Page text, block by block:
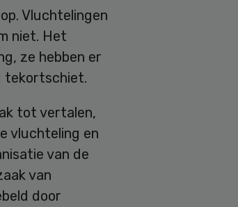
Vluchtelingen
niet. Het
ze hebben er
tekortschiet.
tot vertalen,
vluchteling en
van de
van
door